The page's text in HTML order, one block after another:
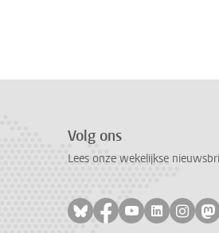
Volg ons
Lees onze wekelijkse
Volg ons op bluesky
Volg ons op
Volg ons op
Volg ons
Volg